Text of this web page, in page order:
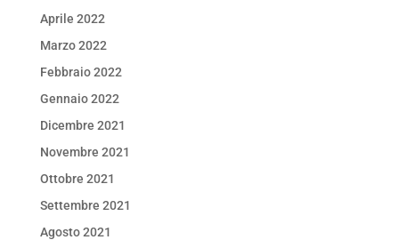
Aprile 2022
Marzo 2022
Febbraio 2022
Gennaio 2022
Dicembre 2021
Novembre 2021
Ottobre 2021
Settembre 2021
Agosto 2021